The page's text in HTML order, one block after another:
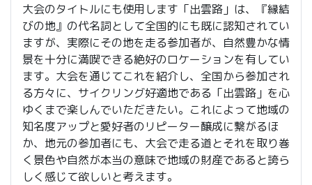
大会のタイトルにも使用します「出雲路」は、『縁結
びの地』の代名詞として全国的にも既に認知されてい
ますが、実際にその地を走る参加者が、自然豊かな情
景を十分に満喫できる絶好のロケーションを有してい
ます。大会を通じてこれを紹介し、全国から参加され
る方々に、サイクリング好適地である「出雲路」を心
ゆくまで楽しんでいただきたい。これによって地域の
知名度アップと愛好者のリピーター醸成に繋がるほ
か、地元の参加者にも、大会で走る道とそれを取り巻
く景色や自然が本当の意味で地域の財産であると誇ら
しく感じて欲しいと考えます。